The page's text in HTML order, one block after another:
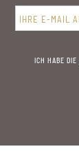
ICH HABE DIE